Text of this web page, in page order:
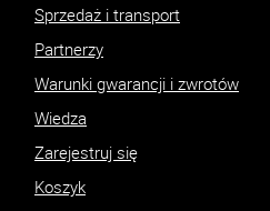
Sprzedaż i transport
Partnerzy
Warunki gwarancji i zwrotów
Wiedza
Zarejestruj się
Koszyk